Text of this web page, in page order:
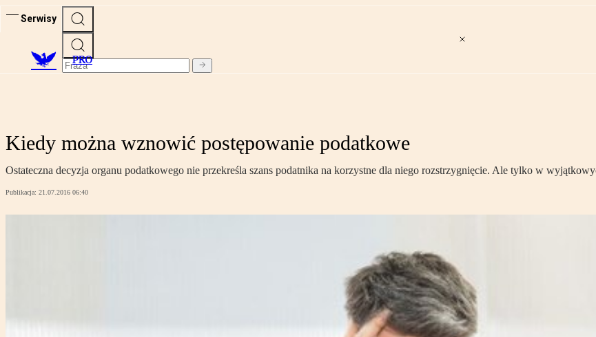
Serwisy
PRO
Kiedy można wznowić postępowanie podatkowe
Ostateczna decyzja organu podatkowego nie przekreśla szans podatnika na korzystne dla niego rozstrzygnięcie. Ale tylko w
Publikacja: 21.07.2016 06:40